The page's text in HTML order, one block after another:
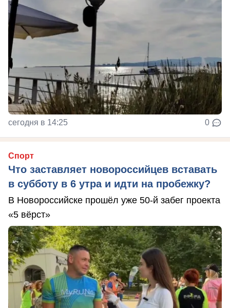
сегодня в 14:25 0
Спорт
Что заставляет новороссийцев вставать
в субботу в 6 утра и идти на пробежку?
В Новороссийске прошёл уже 50-й забег проекта
«5 вёрст»